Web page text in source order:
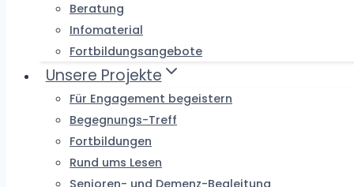
Beratung
Infomaterial
Fortbildungsangebote
Unsere Projekte
Für Engagement begeistern
Begegnungs-Treff
Fortbildungen
Rund ums Lesen
Senioren- und Demenz-Begleitung